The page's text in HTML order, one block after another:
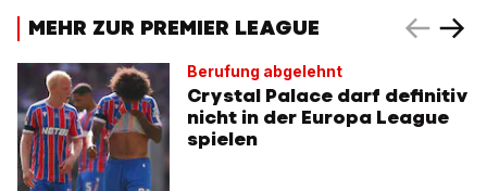
MEHR ZUR PREMIER LEAGUE
Berufung abgelehnt
Crystal Palace darf definitiv
nicht in der Europa League
spielen